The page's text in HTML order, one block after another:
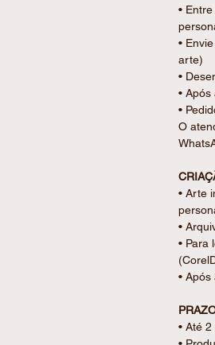
✔
✔
✔
•
• Arte
•
•
Ideal
•
•
arte)
•
•
•
O
• Arte
•
• Para
•
• Até